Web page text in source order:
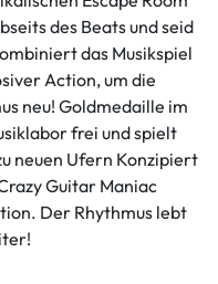
des Beats und seid
das Musikspiel
Action, um die
neu! Goldmedaille im
frei und spielt
neuen Ufern Konzipiert
Guitar Maniac
Der Rhythmus lebt